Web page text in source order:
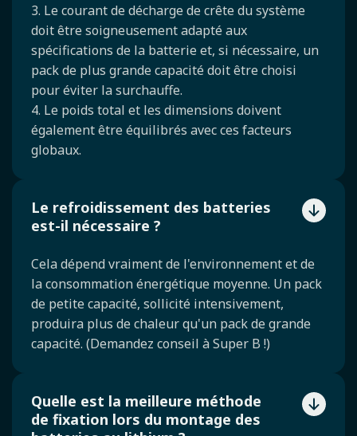
3. Le courant de décharge de crête du système
doit être soigneusement adapté aux
spécifications de la batterie et, si nécessaire, un
pack de plus grande capacité doit être choisi
pour éviter la surchauffe.
4. Le poids total et les dimensions doivent
également être équilibrés avec ces facteurs
globaux.
Le refroidissement des batteries
est-il nécessaire ?
Cela dépend vraiment de l'environnement et de
la consommation énergétique moyenne. Un pack
de petite capacité, sollicité intensivement,
produira plus de chaleur qu'un pack de grande
capacité. (Demandez conseil à Super B !)
Quelle est la meilleure méthode
de fixation lors du montage des